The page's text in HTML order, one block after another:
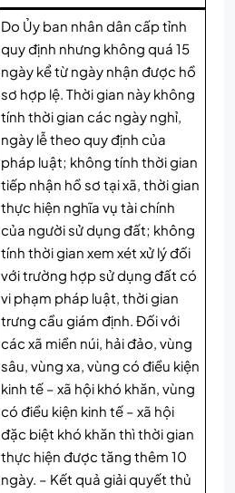
Do Ủy ban nhân dân cấp tỉnh
quy định nhưng không quá 15
ngày kể từ ngày nhận được hồ
sơ hợp lệ. Thời gian này không
tính thời gian các ngày nghỉ,
ngày lễ theo quy định của
pháp luật; không tính thời gian
tiếp nhận hồ sơ tại xã, thời gian
thực hiện nghĩa vụ tài chính
của người sử dụng đất; không
tính thời gian xem xét xử lý đối
với trường hợp sử dụng đất có
vi phạm pháp luật, thời gian
trưng cầu giám định. Đối với
các xã miền núi, hải đảo, vùng
sâu, vùng xa, vùng có điều kiện
kinh tế – xã hội khó khăn, vùng
có điều kiện kinh tế – xã hội
đặc biệt khó khăn thì thời gian
thực hiện được tăng thêm 10
ngày. – Kết quả giải quyết thủ